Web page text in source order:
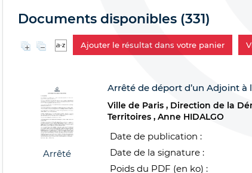
Documents disponibles (331)
Ajouter le résultat dans votre panier
Arrêté
Arrêté de déport d’un Adjoint à
Ville de Paris
Direction de la
Territoires
Anne HIDALGO
Date de publication :
Date de la signature :
Poids du PDF (en ko) :